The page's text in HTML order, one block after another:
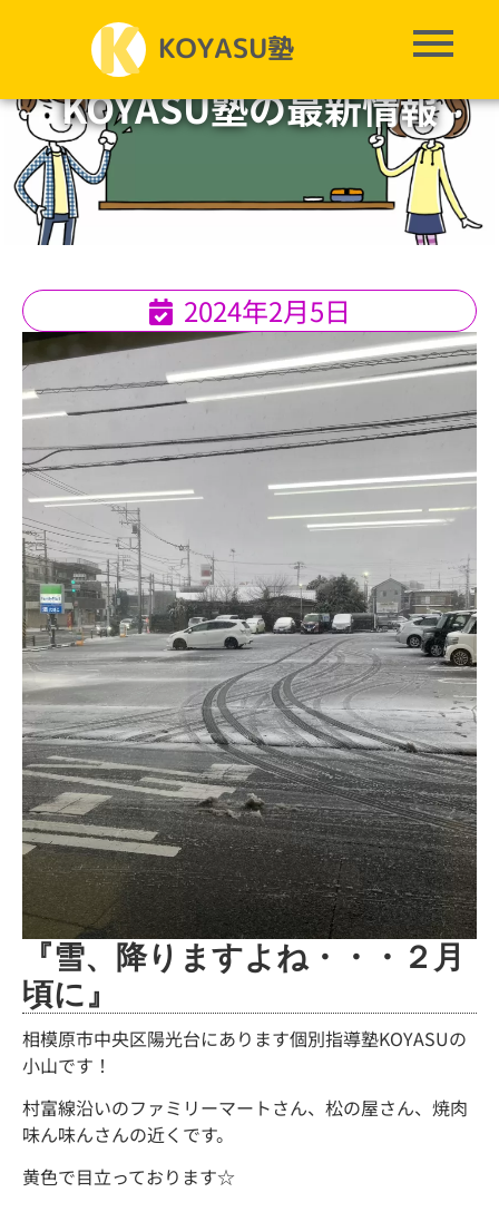
KOYASU塾の最新情報
2024年2月5日
『雪、降りますよね・・・２月
頃に』
相模原市中央区陽光台にあります個別指導塾KOYASUの
小山です！
村富線沿いのファミリーマートさん、松の屋さん、焼肉
味ん味んさんの近くです。
黄色で目立っております☆